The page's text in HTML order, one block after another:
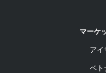
マーケ
アイ
ベト